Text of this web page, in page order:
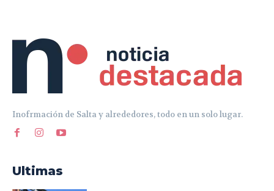
Inofrmación de Salta y alrededores, todo en un solo lugar.
Ultimas